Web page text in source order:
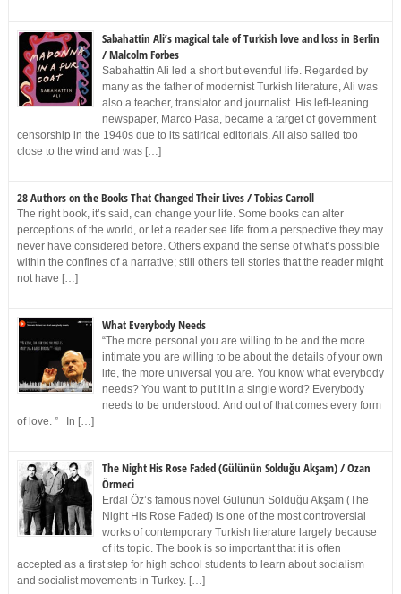
Sabahattin Ali’s magical tale of Turkish love and loss in Berlin
/ Malcolm Forbes
Sabahattin Ali led a short but eventful life. Regarded by
many as the father of modernist Turkish literature, Ali was
also a teacher, translator and journalist. His left-leaning
newspaper, Marco Pasa, became a target of government
censorship in the 1940s due to its satirical editorials. Ali also sailed too
close to the wind and was […]
28 Authors on the Books That Changed Their Lives / Tobias Carroll
The right book, it’s said, can change your life. Some books can alter
perceptions of the world, or let a reader see life from a perspective they may
never have considered before. Others expand the sense of what’s possible
within the confines of a narrative; still others tell stories that the reader might
not have […]
What Everybody Needs
“The more personal you are willing to be and the more
intimate you are willing to be about the details of your own
life, the more universal you are. You know what everybody
needs? You want to put it in a single word? Everybody
needs to be understood. And out of that comes every form
of love. ” In […]
The Night His Rose Faded (Gülünün Solduğu Akşam) / Ozan
Örmeci
Erdal Öz’s famous novel Gülünün Solduğu Akşam (The
Night His Rose Faded) is one of the most controversial
works of contemporary Turkish literature largely because
of its topic. The book is so important that it is often
accepted as a first step for high school students to learn about socialism
and socialist movements in Turkey. […]